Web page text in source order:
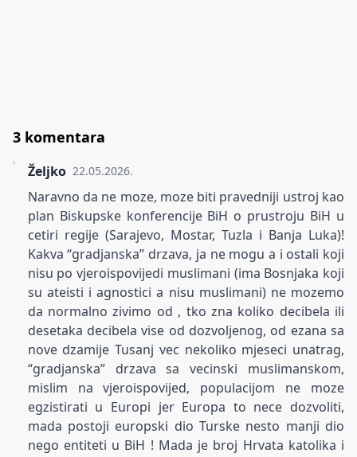
3 komentara
Željko 22.05.2026.
Naravno da ne moze, moze biti pravedniji ustroj kao
plan Biskupske konferencije BiH o prustroju BiH u
cetiri regije (Sarajevo, Mostar, Tuzla i Banja Luka)!
Kakva “gradjanska” drzava, ja ne mogu a i ostali koji
nisu po vjeroispovijedi muslimani (ima Bosnjaka koji
su ateisti i agnostici a nisu muslimani) ne mozemo
da normalno zivimo od , tko zna koliko decibela ili
desetaka decibela vise od dozvoljenog, od ezana sa
nove dzamije Tusanj vec nekoliko mjeseci unatrag,
“gradjanska” drzava sa vecinski muslimanskom,
mislim na vjeroispovijed, populacijom ne moze
egzistirati u Europi jer Europa to nece dozvoliti,
mada postoji europski dio Turske nesto manji dio
nego entiteti u BiH ! Mada je broj Hrvata katolika i